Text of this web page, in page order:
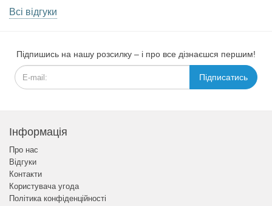
Всі відгуки
Підпишись на нашу розсилку – і про все дізнаєшся першим!
Підписатись
Інформація
Про нас
Відгуки
Контакти
Користувача угода
Політика конфіденційності